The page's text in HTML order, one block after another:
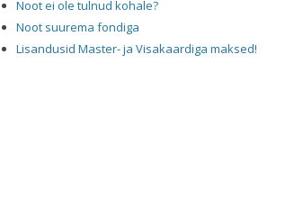
Noot ei ole tulnud kohale?
Noot suurema fondiga
Lisandusid Master- ja Visakaardiga maksed!